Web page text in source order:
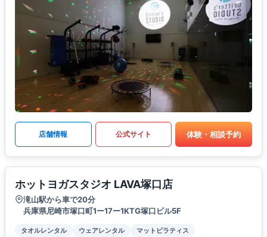
店舗情報 公式サイト 体験・相談予約
ホットヨガスタジオ LAVA塚口店
滝山駅から車で20分
兵庫県尼崎市塚口町1ー17ー1KTG塚口ビル5F
タオルレンタル ウェアレンタル
マットピラティス